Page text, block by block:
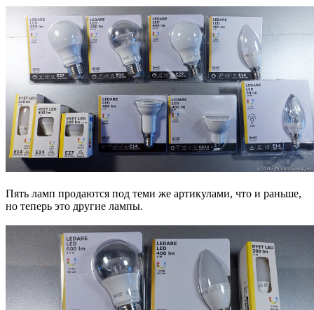
Пять ламп продаются под теми же артикулами, что и раньше,
но теперь это другие лампы.